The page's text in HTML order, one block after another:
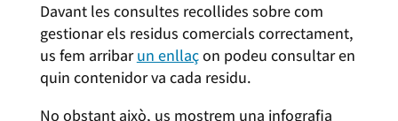
Davant les consultes recollides sobre com
gestionar els residus comercials correctament,
us fem arribarun enllaçon podeu consultar en
quin contenidor va cada residu.
No obstant això, us mostrem una infografia